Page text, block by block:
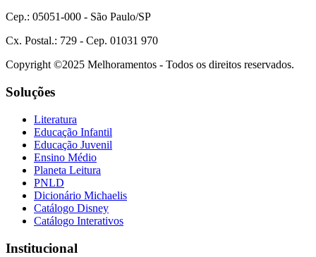
Cep.: 05051-000 - São Paulo/SP
Cx. Postal.: 729 - Cep. 01031 970
Copyright ©2025 Melhoramentos - Todos os direitos reservados.
Soluções
Literatura
Educação Infantil
Educação Juvenil
Ensino Médio
Planeta Leitura
PNLD
Dicionário Michaelis
Catálogo Disney
Catálogo Interativos
Institucional